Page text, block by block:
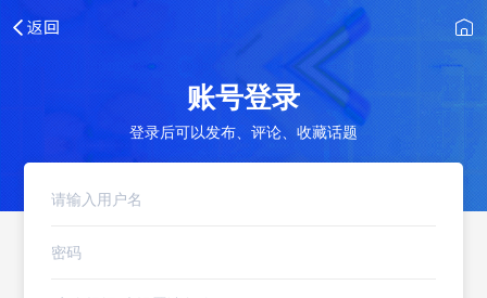
账号登录
登录后可以发布、评论、收藏话题